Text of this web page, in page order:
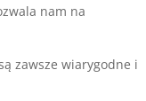
nam na
zawsze wiarygodne i